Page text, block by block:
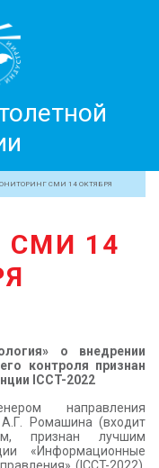
СМИ 14 ОКТЯБРЯ
14
о внедрении
контроля признан
ICCT-2022
направления
Ромашина (входит
признан лучшим
«Информационные